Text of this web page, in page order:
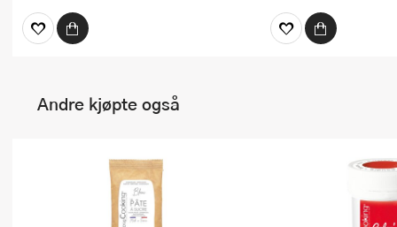
Andre kjøpte også